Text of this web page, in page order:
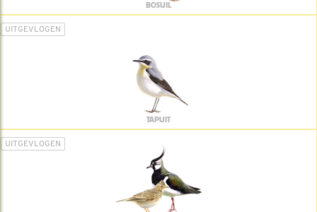
BOSUIL
UITGEVLOGEN
TAPUIT
UITGEVLOGEN